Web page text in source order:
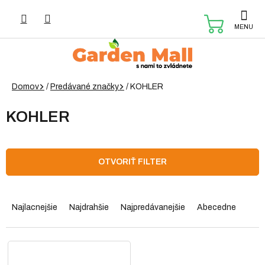
Domov / Predávané značky / KOHLER
KOHLER
OTVORIŤ FILTER
a
e
n
Najlacnejšie Najdrahšie Najpredávanejšie Abecedne
V